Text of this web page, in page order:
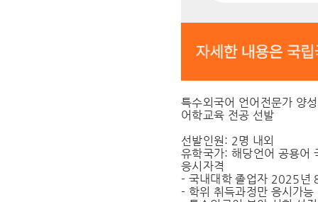
특수외국어 언어전문가 양
어학교육 전공 선발
선발인원: 2명 내외
유학국가: 해당언어 공용어
응시자격
- 국내대학 졸업자 2025년
- 학위 취득과정만 응시가능